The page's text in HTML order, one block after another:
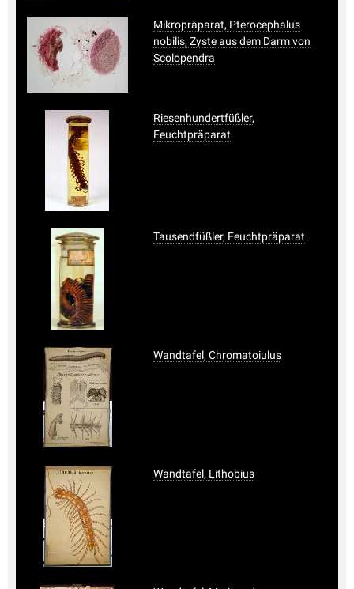
Mikropräparat, Pterocephalus
nobilis, Zyste aus dem Darm von
Scolopendra
Riesenhundertfüßler,
Feuchtpräparat
Tausendfüßler, Feuchtpräparat
Wandtafel, Chromatoiulus
Wandtafel, Lithobius